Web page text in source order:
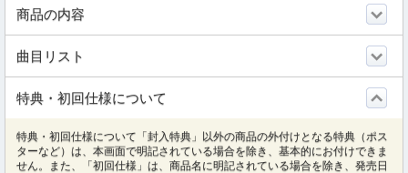
商品の内容
曲目リスト
特典・初回仕様について
特典・初回仕様について「封入特典」以外の商品の外付けとなる特典（ポス
ターなど）は、本画面で明記されている場合を除き、基本的にお付けできま
せん。また、「初回仕様」は、商品名に明記されている場合を除き、発売日